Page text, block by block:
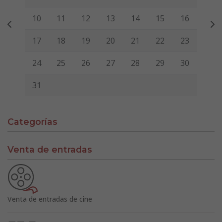
10 11 12 13 14 15 16
17 18 19 20 21 22 23
24 25 26 27 28 29 30
31
Categorías
Venta de entradas
Venta de entradas de cine